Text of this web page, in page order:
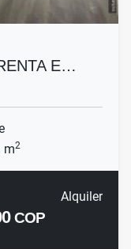
E…
m2
Alquiler
COP